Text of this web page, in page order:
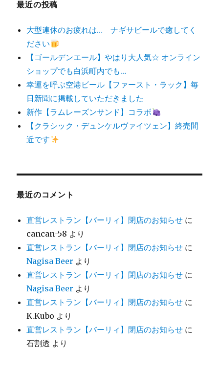
最近の投稿
大型連休のお疲れは… ナギサビールで癒してく
ださい
【ゴールデンエール】やはり大人気☆ オンライン
ショップでも白浜町内でも…
幸運を呼ぶ空港ビール【ファースト・ラック】毎
日新聞に掲載していただきました
新作【ラムレーズンサンド】コラボ
【クラシック・デュンケルヴァイツェン】終売間
近です
最近のコメント
直営レストラン【バーリィ】閉店のお知らせ に
cancan-58 より
直営レストラン【バーリィ】閉店のお知らせ に
Nagisa Beer より
直営レストラン【バーリィ】閉店のお知らせ に
Nagisa Beer より
直営レストラン【バーリィ】閉店のお知らせ に
K.Kubo より
直営レストラン【バーリィ】閉店のお知らせ に
石割透 より